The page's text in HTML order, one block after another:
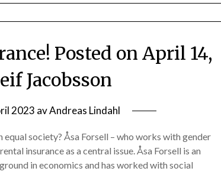
Posted on April 14,
Jacobsson
2023 avAndreas Lindahl
society? Åsa Forsell – who works with gender
insurance as a central issue. Åsa Forsell is an
in economics and has worked with social